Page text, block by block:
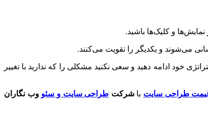
می‌شوند و یکدیگر را تقویت می‌کنند.
خود ادامه دهید و سعی نکنید مشکلی را که ندارید با تغییر
طراحی سایت باشرکت طراحی سایت و سئو وب نگاران